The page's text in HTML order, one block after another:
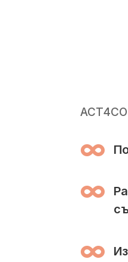


